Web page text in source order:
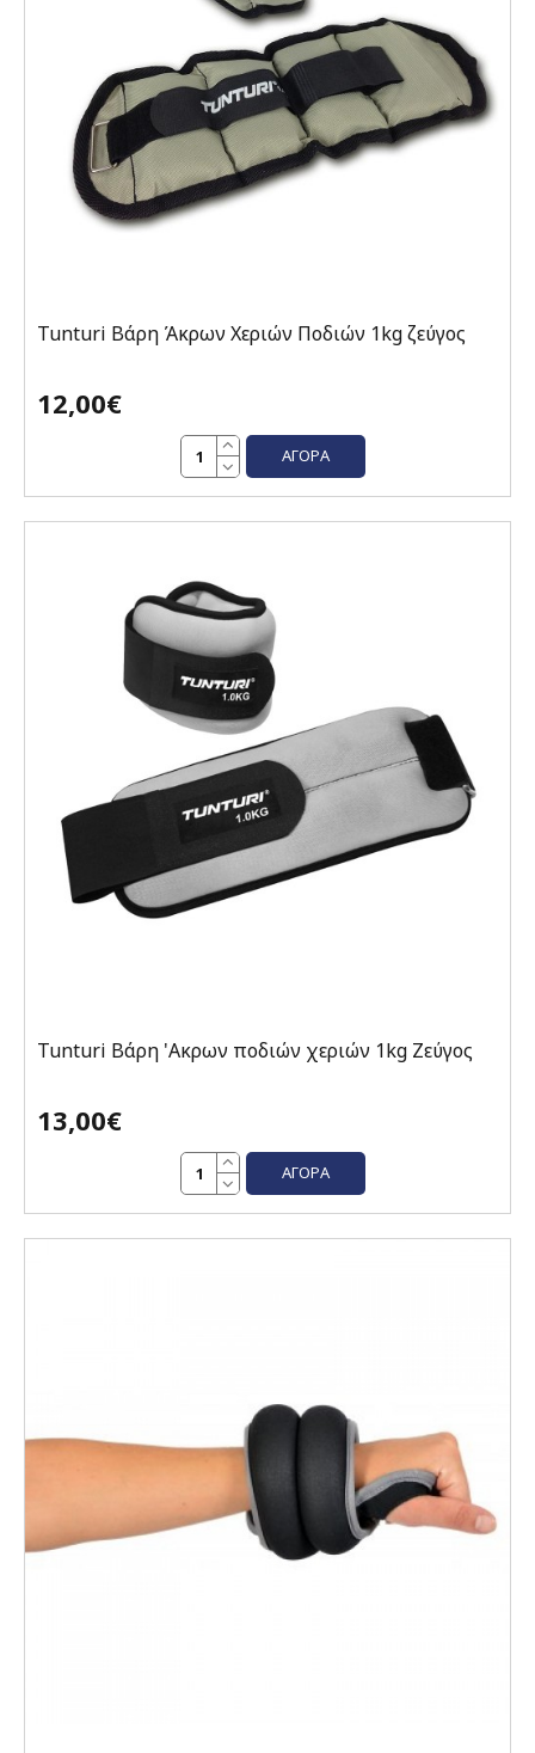
Tunturi Βάρη Άκρων Χεριών Ποδιών 1kg ζεύγος
12,00€
ΑΓΟΡΆ
Tunturi Βάρη 'Ακρων ποδιών χεριών 1kg Ζεύγος
13,00€
ΑΓΟΡΆ